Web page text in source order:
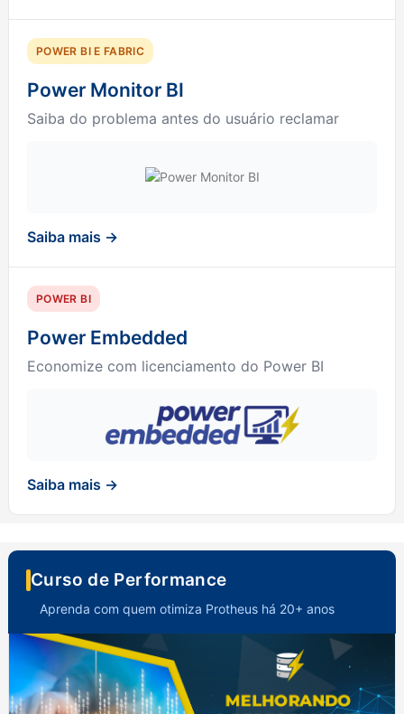
POWER BI E FABRIC
Power Monitor BI
Saiba do problema antes do usuário reclamar
Saiba mais →
POWER BI
Power Embedded
Economize com licenciamento do Power BI
Saiba mais →
Curso de Performance
Aprenda com quem otimiza Protheus há 20+ anos